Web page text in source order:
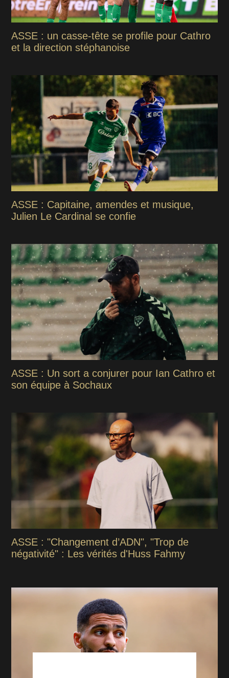
ASSE : un casse-tête se profile pour Cathro
et la direction stéphanoise
ASSE : Capitaine, amendes et musique,
Julien Le Cardinal se confie
ASSE : Un sort a conjurer pour Ian Cathro et
son équipe à Sochaux
ASSE : "Changement d’ADN", "Trop de
négativité" : Les vérités d'Huss Fahmy